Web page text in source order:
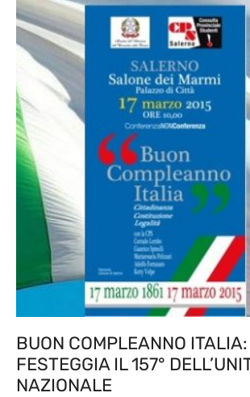
BUON COMPLEANNO
FESTEGGIA IL 157°
NAZIONALE